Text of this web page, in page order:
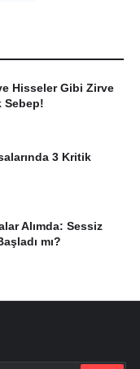
Hisseler Gibi Zirve
Sebep!
3 Kritik
Alımda: Sessiz
mı?